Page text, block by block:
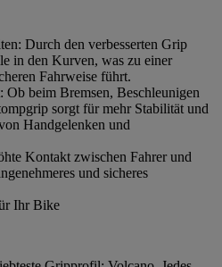
Durch den verbesserten Grip
in den Kurven, was zu einer
Fahrweise führt.
beim Bremsen, Beschleunigen
sorgt für mehr Stabilität und
Handgelenken und
Kontakt zwischen Fahrer und
und sicheres
Ihr Bike